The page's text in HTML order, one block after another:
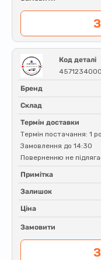
Код деталі
4571234000
Бренд
Склад
Термін доставки
Термін постачання: 1
Замовлення до 14:30
Поверненню не
Примітка
Залишок
Ціна
Замовити